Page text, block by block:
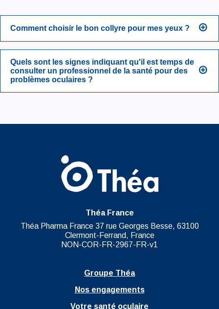
Comment choisir le bon collyre pour mes yeux ?
Quels sont les signes indiquant qu'il est temps de
consulter un professionnel de la santé pour des
problèmes oculaires ?
Théa France
Théa Pharma France 37 rue Georges Besse, 63100
Clermont-Ferrand, France
NON-COR-FR-2967-FR-v1
Groupe Théa
Nos engagements
Votre santé oculaire